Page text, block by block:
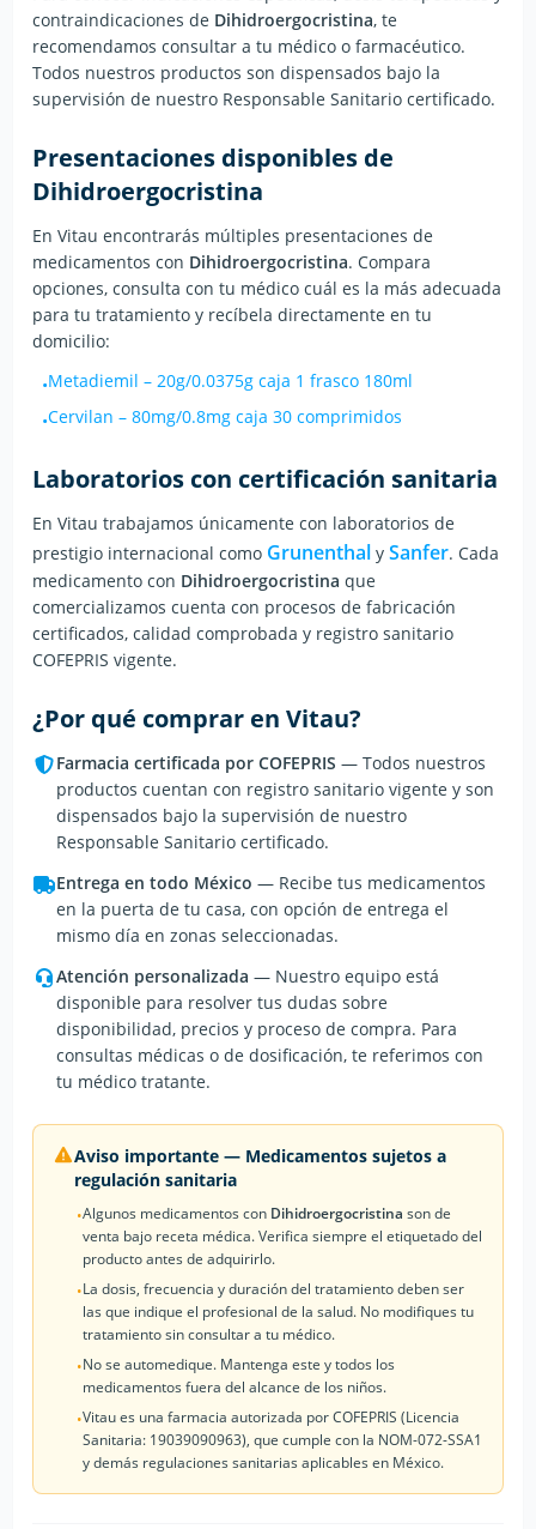
contraindicaciones de Dihidroergocristina, te
recomendamos consultar a tu médico o farmacéutico.
Todos nuestros productos son dispensados bajo la
supervisión de nuestro Responsable Sanitario certificado.
Presentaciones disponibles de
Dihidroergocristina
En Vitau encontrarás múltiples presentaciones de
medicamentos con Dihidroergocristina. Compara
opciones, consulta con tu médico cuál es la más adecuada
para tu tratamiento y recíbela directamente en tu
domicilio:
•Metadiemil –20g/0.0375g caja 1 frasco 180ml
•Cervilan –80mg/0.8mg caja 30 comprimidos
Laboratorios con certificación sanitaria
En Vitau trabajamos únicamente con laboratorios de
prestigio internacional como Grunenthal ySanfer.Cada
medicamento con Dihidroergocristina que
comercializamos cuenta con procesos de fabricación
certificados, calidad comprobada y registro sanitario
COFEPRIS vigente.
¿Por qué comprar en Vitau?
Farmacia certificada por COFEPRIS — Todos nuestros
productos cuentan con registro sanitario vigente y son
dispensados bajo la supervisión de nuestro
Responsable Sanitario certificado.
Entrega en todo México — Recibe tus medicamentos
en la puerta de tu casa, con opción de entrega el
mismo día en zonas seleccionadas.
Atención personalizada — Nuestro equipo está
disponible para resolver tus dudas sobre
disponibilidad, precios y proceso de compra. Para
consultas médicas o de dosificación, te referimos con
tu médico tratante.
Aviso importante — Medicamentos sujetos a
regulación sanitaria
•Algunos medicamentos con Dihidroergocristina son de
venta bajo receta médica. Verifica siempre el etiquetado del
producto antes de adquirirlo.
•La dosis, frecuencia y duración del tratamiento deben ser
las que indique el profesional de la salud. No modifiques tu
tratamiento sin consultar a tu médico.
•No se automedique. Mantenga este y todos los
medicamentos fuera del alcance de los niños.
•Vitau es una farmacia autorizada por COFEPRIS (Licencia
Sanitaria: 19039090963), que cumple con la NOM-072-SSA1
y demás regulaciones sanitarias aplicables en México.